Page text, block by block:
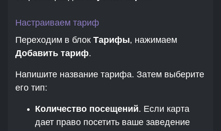
Настраиваем тариф
Переходим в блок Тарифы, нажимаем
Добавить тариф.
Напишите название тарифа. Затем выберите
его тип:
Количество посещений. Если карта
дает право посетить ваше заведение